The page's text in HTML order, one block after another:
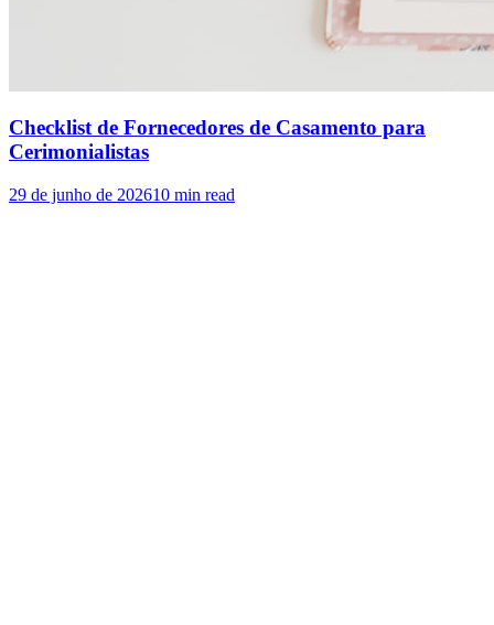
Checklist de Fornecedores de Casamento para
Cerimonialistas
29 de junho de 202610 min read